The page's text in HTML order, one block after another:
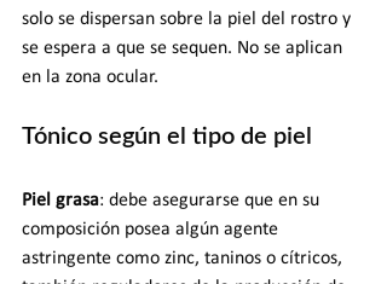
solo se dispersan sobre la piel del rostro y
se espera a que se sequen. No se aplican
en la zona ocular.
Tónico según el tipo de piel
Piel grasa: debe asegurarse que en su
composición posea algún agente
astringente como zinc, taninos o cítricos,